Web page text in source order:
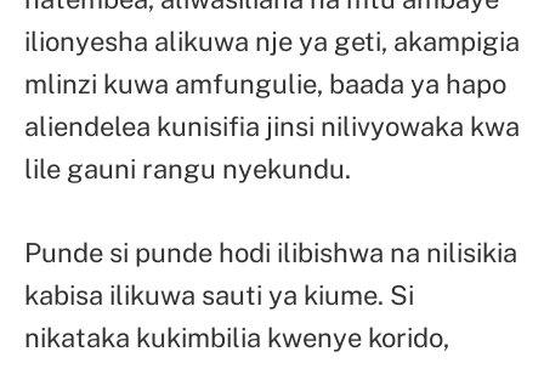
ilionyesha alikuwa nje ya geti, akampigia
mlinzi kuwa amfungulie, baada ya hapo
aliendelea kunisifia jinsi nilivyowaka kwa
lile gauni rangu nyekundu.
Punde si punde hodi ilibishwa na nilisikia
kabisa ilikuwa sauti ya kiume. Si
nikataka kukimbilia kwenye korido,